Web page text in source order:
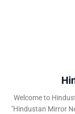
Welcome to
"Hindustan Mirror